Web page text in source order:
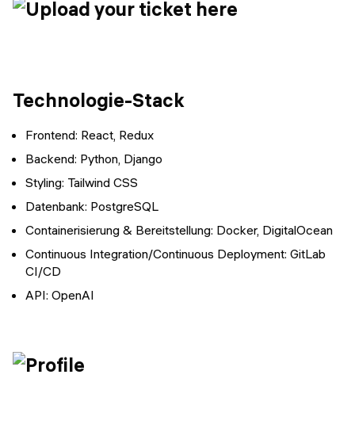
Technologie-Stack
Frontend: React, Redux
Backend: Python, Django
Styling: Tailwind CSS
Datenbank: PostgreSQL
Containerisierung & Bereitstellung: Docker, DigitalOcean
Continuous Integration/Continuous Deployment: GitLab
CI/CD
API: OpenAI